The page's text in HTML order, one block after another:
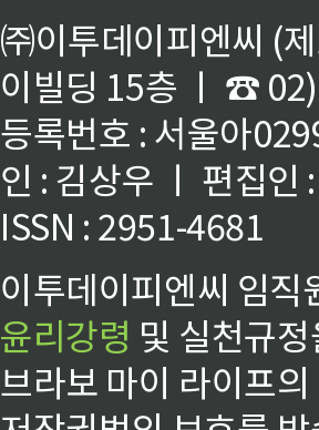
㈜이투데이피엔씨 (
이빌딩 15층 ㅣ ☎
등록번호 : 서울아
인 : 김상우 ㅣ 편집인
ISSN : 2951-4681
이투데이피엔씨 임
윤리강령 및 실천규
브라보 마이 라이프